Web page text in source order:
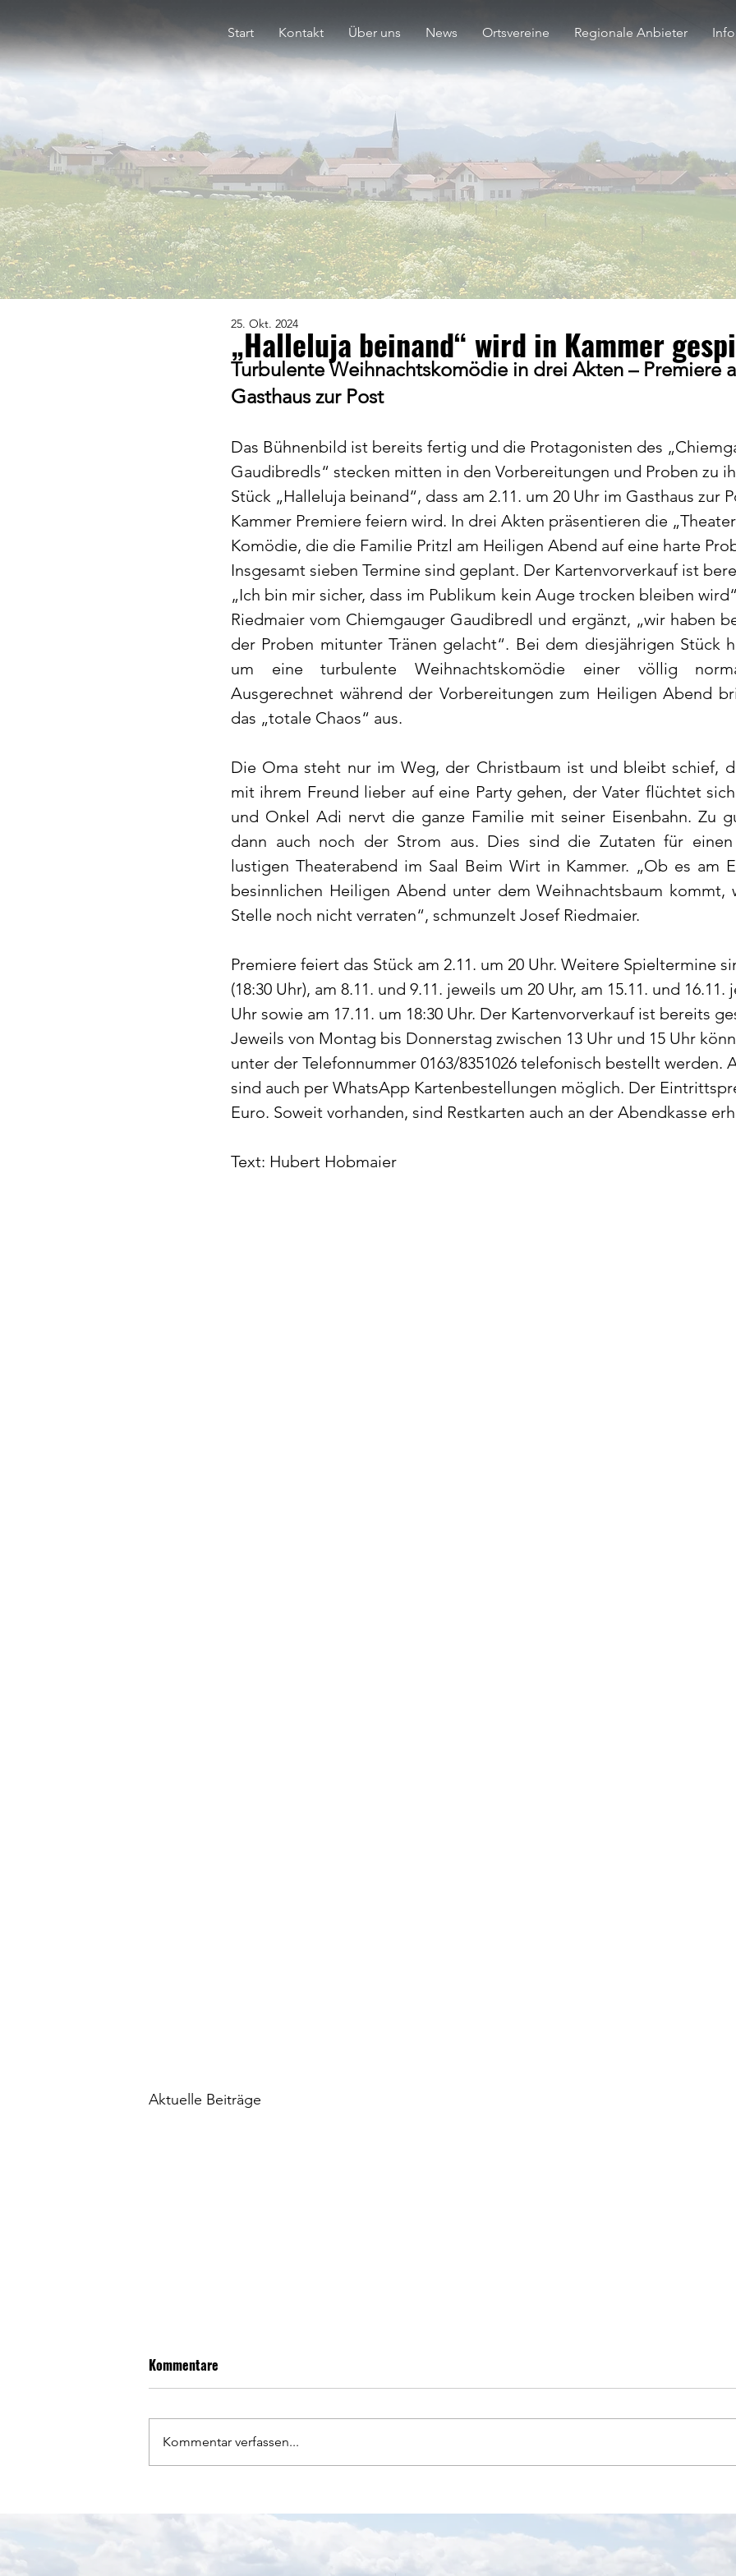
Start Kontakt Über uns News Ortsvereine Regionale Anbieter
„Halleluja beinand“ wird in Kammer
25. Okt. 2024
Turbulente Weihnachtskomödie in drei Akten – Premiere
Gasthaus zur Post
Das Bühnenbild ist bereits fertig und die Protagonisten des
Gaudibredls“ stecken mitten in den Vorbereitungen und Proben zu
Stück „Halleluja beinand“, dass am 2.11. um 20 Uhr im Gasthaus zur
Kammer Premiere feiern wird. In drei Akten präsentieren die
Komödie, die die Familie Pritzl am Heiligen Abend auf eine harte
Insgesamt sieben Termine sind geplant. Der Kartenvorverkauf ist
„Ich bin mir sicher, dass im Publikum kein Auge trocken bleiben
Riedmaier vom Chiemgauger Gaudibredl und ergänzt, „wir haben
der Proben mitunter Tränen gelacht“. Bei dem diesjährigen Stück
um eine turbulente Weihnachtskomödie einer völlig
Ausgerechnet während der Vorbereitungen zum Heiligen Abend
das „totale Chaos“ aus.
Die Oma steht nur im Weg, der Christbaum ist und bleibt schief,
mit ihrem Freund lieber auf eine Party gehen, der Vater flüchtet
und Onkel Adi nervt die ganze Familie mit seiner Eisenbahn. Zu
dann auch noch der Strom aus. Dies sind die Zutaten für
lustigen Theaterabend im Saal Beim Wirt in Kammer. „Ob es am
besinnlichen Heiligen Abend unter dem Weihnachtsbaum kommt,
Stelle noch nicht verraten“, schmunzelt Josef Riedmaier.
Premiere feiert das Stück am 2.11. um 20 Uhr. Weitere Spieltermine
(18:30 Uhr), am 8.11. und 9.11. jeweils um 20 Uhr, am 15.11. und 16.11.
Uhr sowie am 17.11. um 18:30 Uhr. Der Kartenvorverkauf ist bereits
Jeweils von Montag bis Donnerstag zwischen 13 Uhr und 15 Uhr
unter der Telefonnummer 0163/8351026 telefonisch bestellt werden.
sind auch per WhatsApp Kartenbestellungen möglich. Der
Euro. Soweit vorhanden, sind Restkarten auch an der Abendkasse
Text: Hubert Hobmaier
Aktuelle Beiträge
Rettenbach wählt neuen
Vorstand
Vorstandschaft
Kommentare
Kommentar verfassen...